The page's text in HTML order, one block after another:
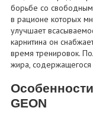
борьбе со
в рационе которых
улучшает
карнитина он
время тренировок.
жира,
GEON